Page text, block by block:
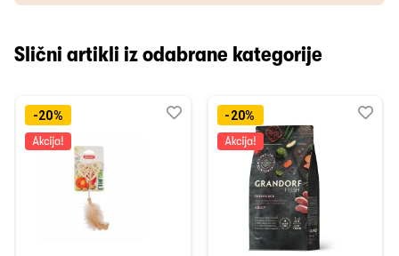
Slični artikli iz odabrane kategorije
-20%
Dodaj
Uporedi-20%